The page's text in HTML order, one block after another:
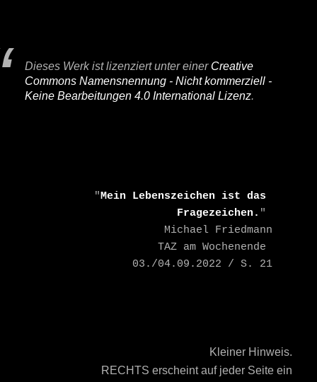
Dieses Werk ist lizenziert unter einer Creative
Commons Namensnennung - Nicht kommerziell -
Keine Bearbeitungen 4.0 International Lizenz.
    "
Mein Lebenszeichen ist das
Fragezeichen. "
03./04.09.2022 / S. 21
Kleiner Hinweis.
RECHTS erscheint auf jeder Seite ein